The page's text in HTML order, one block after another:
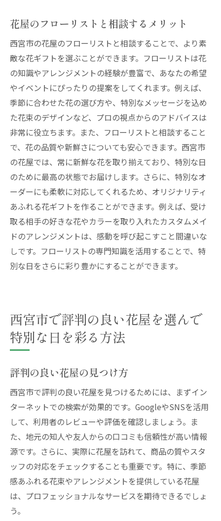
花屋のフローリストと相談するメリット
西宮市の花屋のフローリストと相談することで、より素
敵な花ギフトを選ぶことができます。フローリストは花
の知識やアレンジメントの経験が豊富で、あなたの希望
やイベントにぴったりの提案をしてくれます。例えば、
季節に合わせた花の選び方や、特別なメッセージを込め
た花束のデザインなど、プロの視点からのアドバイスは
非常に役立ちます。また、フローリストと相談すること
で、花の品質や新鮮さについても安心できます。西宮市
の花屋では、常に新鮮な花を取り揃えており、特別な日
のために最高の状態でお届けします。さらに、特別なオ
ーダーにも柔軟に対応してくれるため、オリジナリティ
あふれる花ギフトを作ることができます。例えば、受け
取る相手の好きな花やカラーを取り入れたカスタムメイ
ドのアレンジメントは、感動を呼び起こすこと間違いな
しです。フローリストの専門知識を活用することで、特
別な日をさらに彩り豊かにすることができます。
西宮市で評判の良い花屋を選んで
特別な日を彩る方法
評判の良い花屋の見つけ方
西宮市で評判の良い花屋を見つけるためには、まずイン
ターネットでの検索が効果的です。GoogleやSNSを活用
して、利用者のレビューや評価を確認しましょう。ま
た、地元の知人や友人からの口コミも信頼性が高い情報
源です。さらに、実際に花屋を訪れて、商品の質やスタ
ッフの対応をチェックすることも重要です。特に、季節
感あふれる花束やアレンジメントを提供している花屋
は、プロフェッショナルなサービスを期待できるでしょ
う。